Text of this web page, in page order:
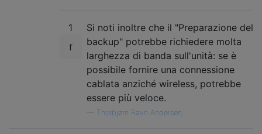
1
Si noti inoltre che il "Preparazione del
backup" potrebbe richiedere molta
larghezza di banda sull'unità: se è
possibile fornire una connessione
cablata anziché wireless, potrebbe
essere più veloce.
Thorbjørn Ravn Andersen,